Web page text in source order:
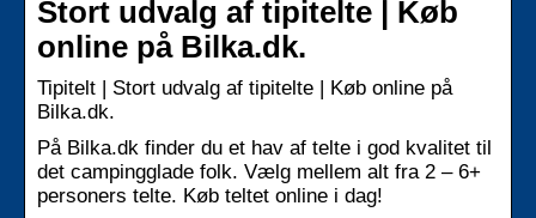
Stort udvalg af tipitelte | Køb
online på Bilka.dk.
Tipitelt | Stort udvalg af tipitelte | Køb online på
Bilka.dk.
På Bilka.dk finder du et hav af telte i god kvalitet til
det campingglade folk. Vælg mellem alt fra 2 – 6+
personers telte. Køb teltet online i dag!